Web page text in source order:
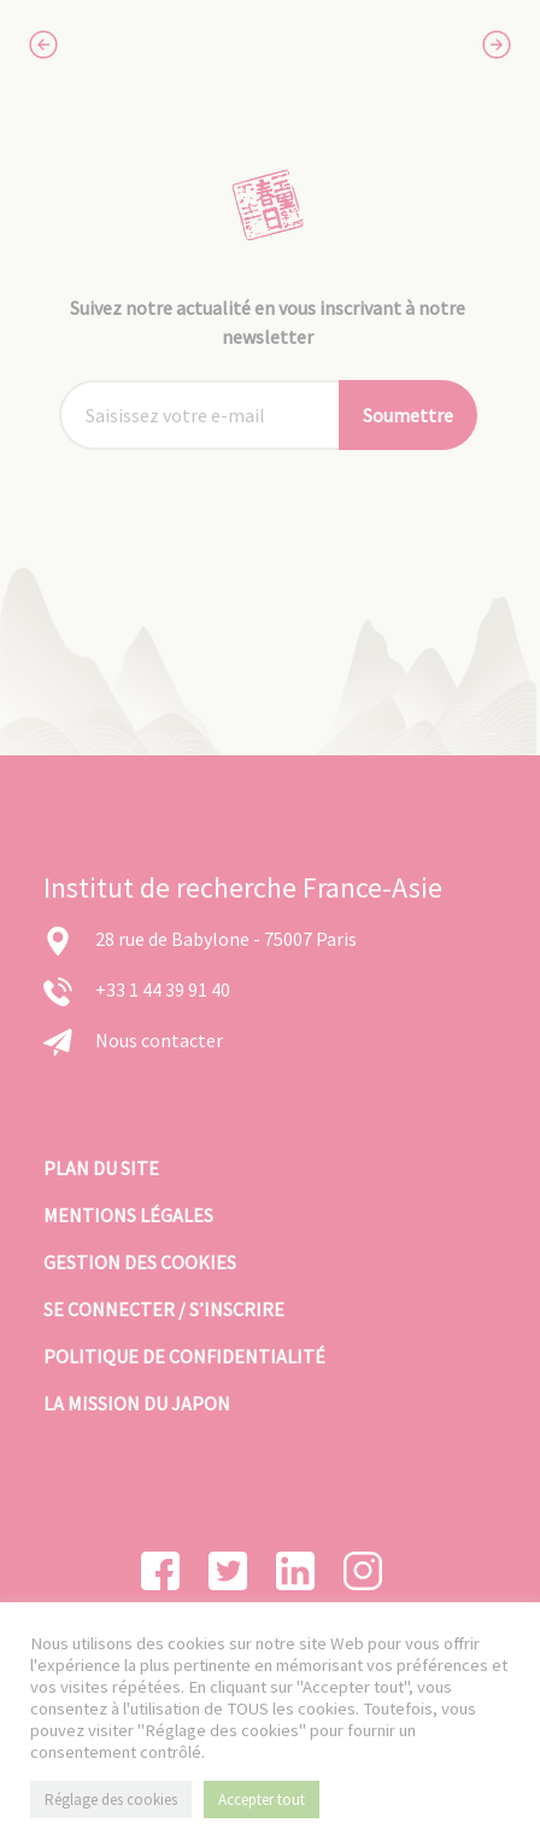
Suivez notre actualité en vous inscrivant à notre
newsletter
Soumettre
Institut de recherche France-Asie
28 rue de Babylone - 75007 Paris
+33 1 44 39 91 40
Nous contacter
PLAN DU SITE
MENTIONS LÉGALES
GESTION DES COOKIES
SE CONNECTER / S’INSCRIRE
POLITIQUE DE CONFIDENTIALITÉ
LA MISSION DU JAPON
Nous utilisons des cookies sur notre site Web pour vous offrir
l'expérience la plus pertinente en mémorisant vos préférences et
vos visites répétées. En cliquant sur "Accepter tout", vous
consentez à l'utilisation de TOUS les cookies. Toutefois, vous
pouvez visiter "Réglage des cookies" pour fournir un
consentement contrôlé.
Réglage des cookies Accepter tout